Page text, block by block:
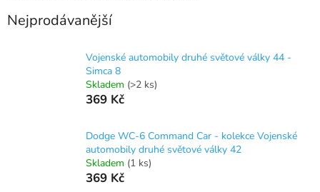
Nejprodávanější
Vojenské automobily druhé světové války 44 -
Simca 8
Skladem (>2 ks)
369 Kč
Dodge WC-6 Command Car - kolekce Vojenské
automobily druhé světové války 42
Skladem (1 ks)
369 Kč